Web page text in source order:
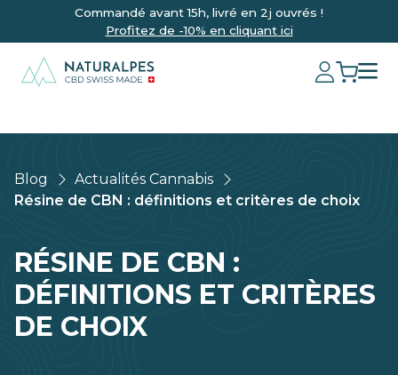
Commandé avant 15h, livré en 2j ouvrés !
Profitez de -10% en cliquant ici
Blog
Actualités Cannabis
Résine de CBN : définitions et critères de choix
RÉSINE DE CBN :
DÉFINITIONS ET CRITÈRES
DE CHOIX